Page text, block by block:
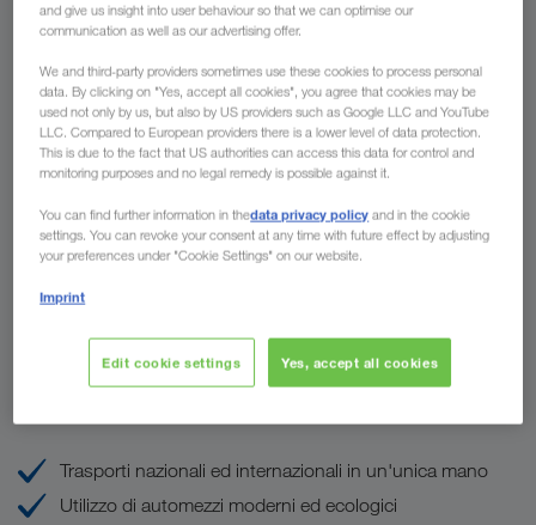
Italia
Trasporti nazionali ed internazionali in un'unica mano
Utilizzo di automezzi moderni ed ecologici
and give us insight into user behaviour so that we can optimise our
communication as well as our advertising offer.
We and third-party providers sometimes use these cookies to process personal
data. By clicking on "Yes, accept all cookies", you agree that cookies may be
used not only by us, but also by US providers such as Google LLC and YouTube
LLC. Compared to European providers there is a lower level of data protection.
This is due to the fact that US authorities can access this data for control and
monitoring purposes and no legal remedy is possible against it.
You can find further information in thedata privacy policy and in the cookie
settings. You can revoke your consent at any time with future effect by adjusting
your preferences under "Cookie Settings" on our website.
Imprint
Edit cookie settings Yes, accept all cookies